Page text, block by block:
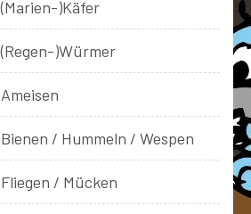
(Marien-)Käfer
(Regen-)Würmer
Ameisen
Bienen / Hummeln / Wespen
Fliegen / Mücken